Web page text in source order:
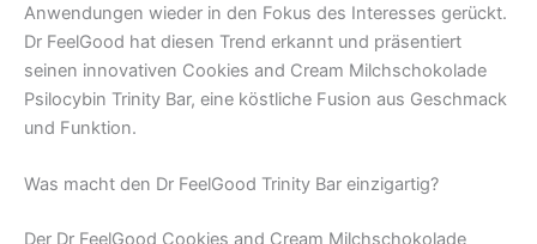
Anwendungen wieder in den Fokus des Interesses gerückt.
Dr FeelGood hat diesen Trend erkannt und präsentiert
seinen innovativen Cookies and Cream Milchschokolade
Psilocybin Trinity Bar, eine köstliche Fusion aus Geschmack
und Funktion.
Was macht den Dr FeelGood Trinity Bar einzigartig?
Der Dr FeelGood Cookies and Cream Milchschokolade